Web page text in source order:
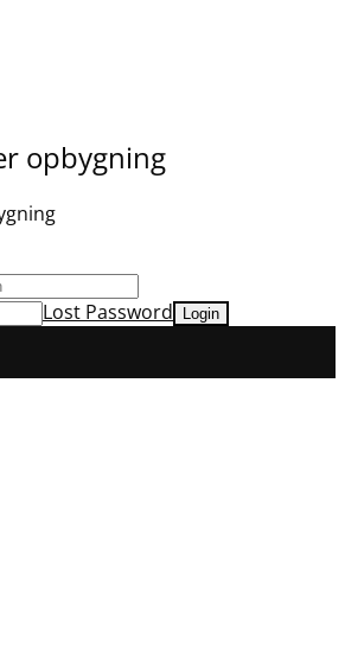
opbygning
Lost Password